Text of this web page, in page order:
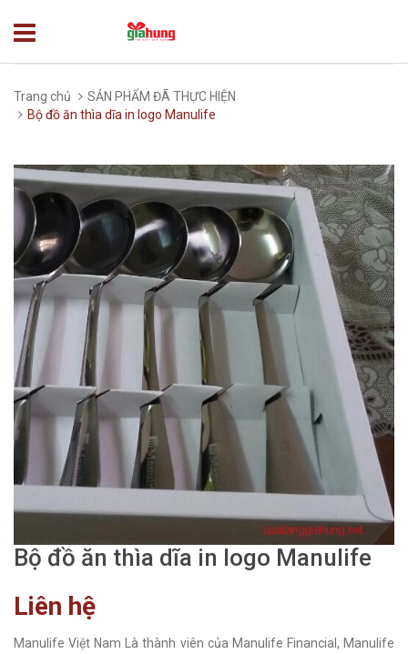
Trang chủ
SẢN PHẨM ĐÃ THỰC HIỆN
Bộ đồ ăn thìa dĩa in logo Manulife
Bộ đồ ăn thìa dĩa in logo Manulife
Liên hệ
Manulife Việt Nam Là thành viên của Manulife Financial, Manulife